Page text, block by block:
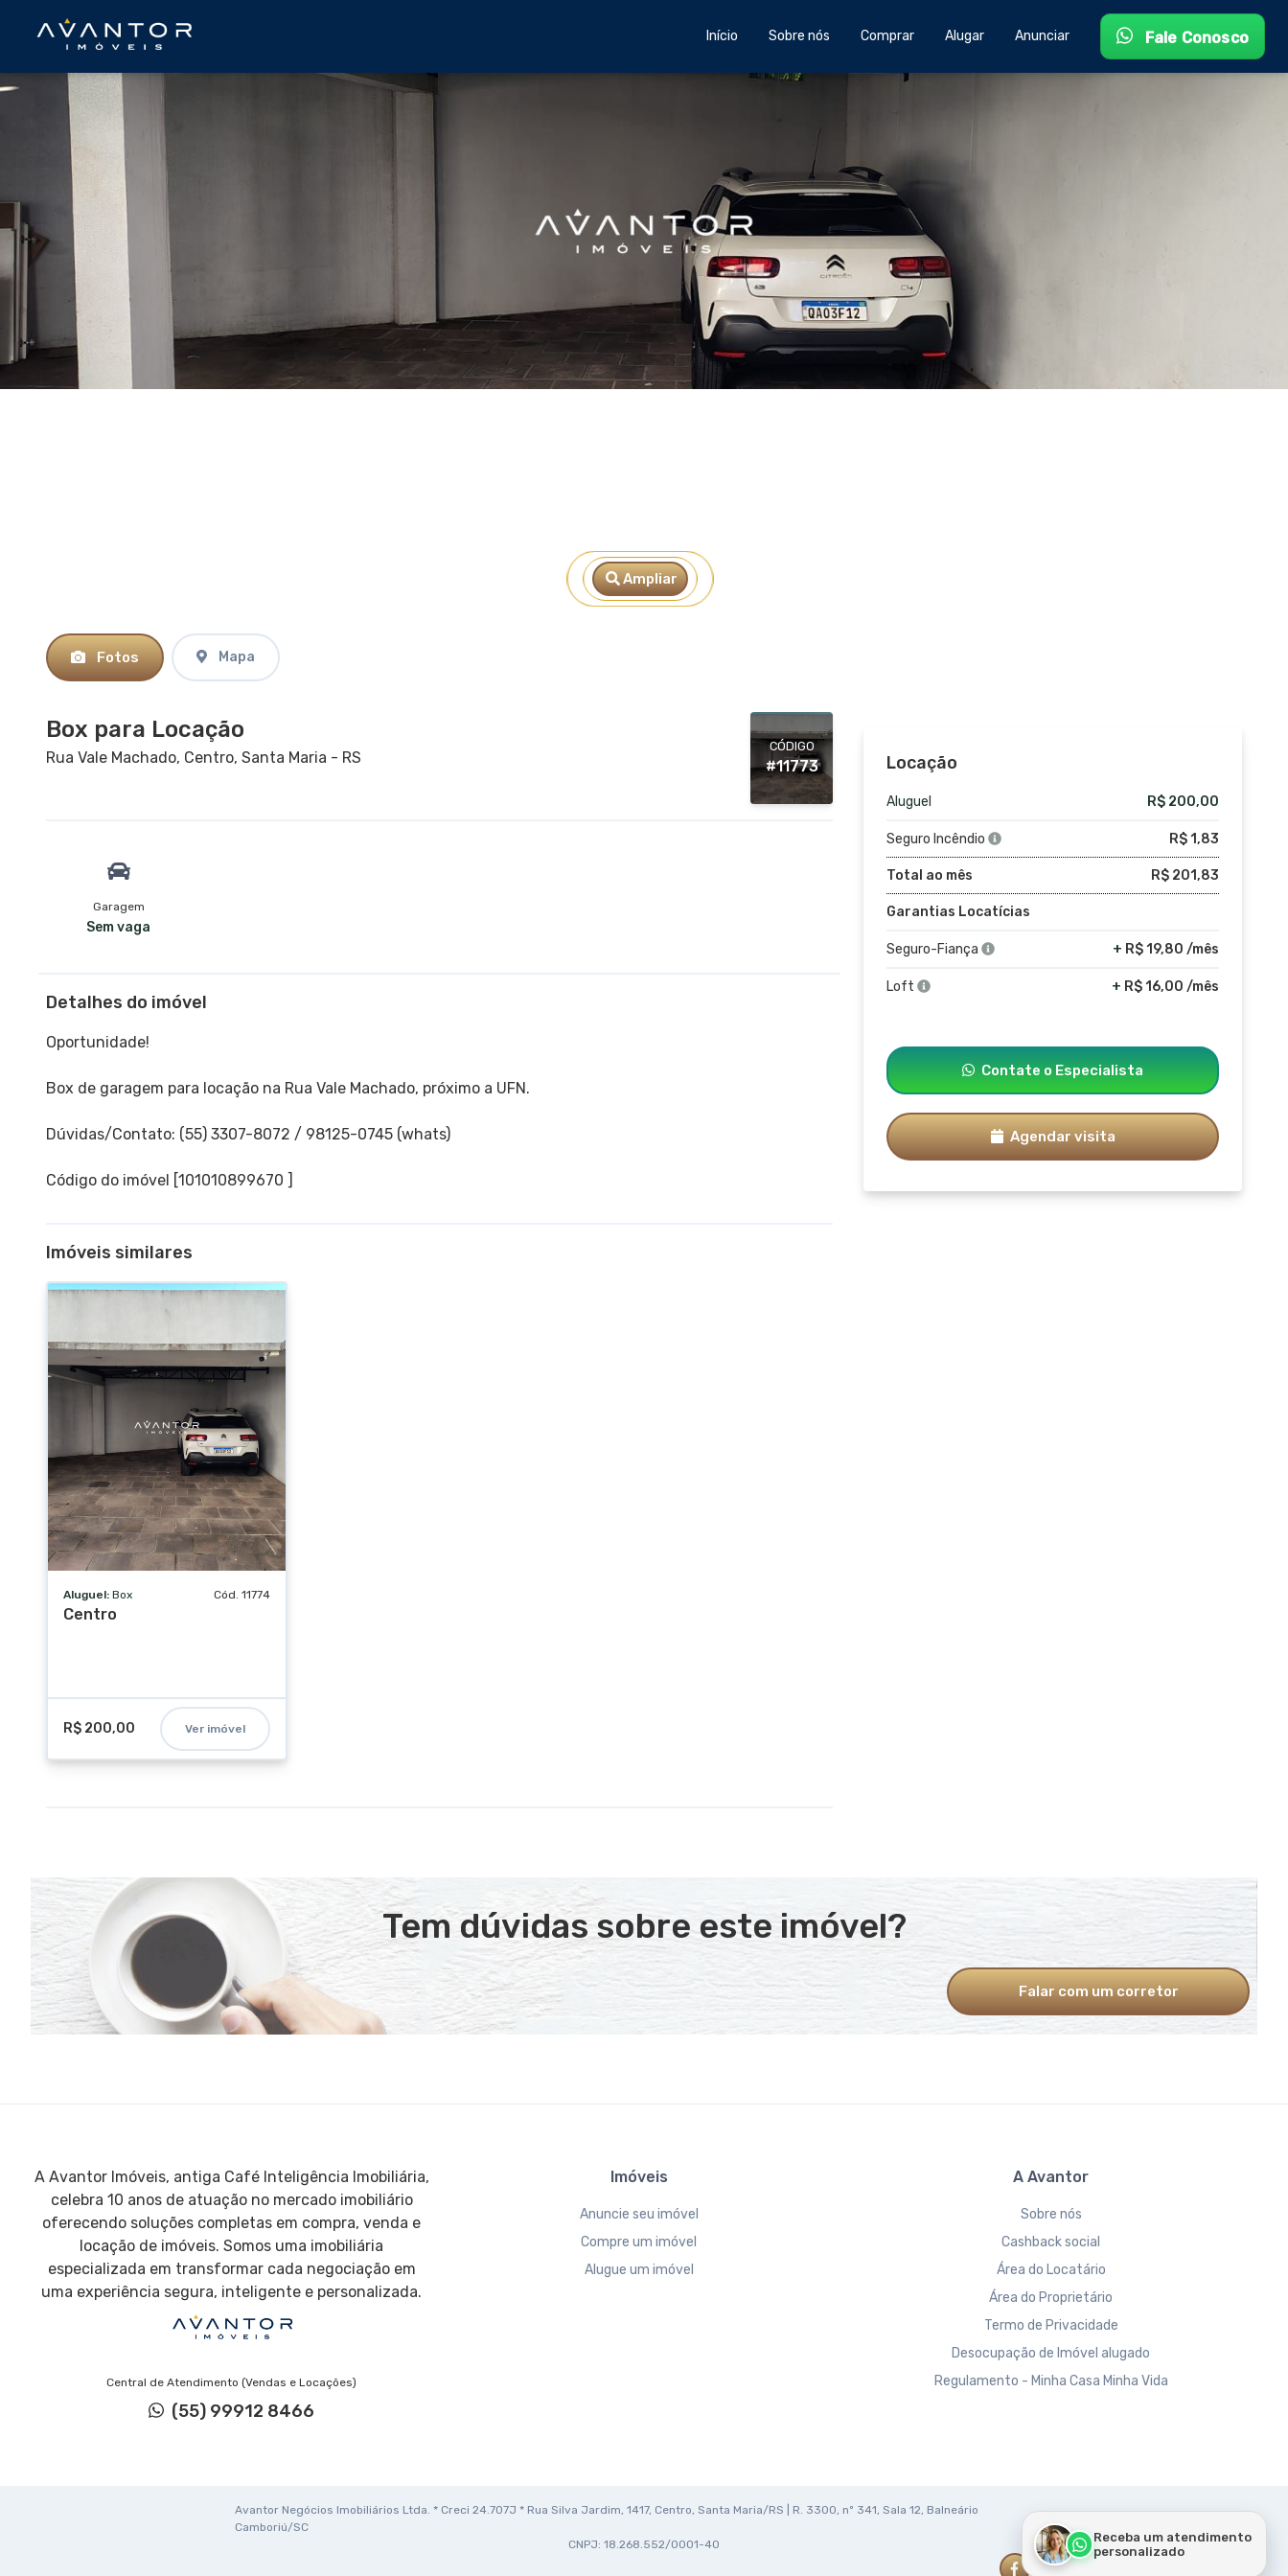
Início Sobre nós Comprar Alugar Anunciar Fale Conosco
Ampliar
Fotos Mapa
Box para Locação
Rua Vale Machado, Centro, Santa Maria - RS
CÓDIGO
#11773
Garagem
Sem vaga
Detalhes do imóvel
Oportunidade!
Box de garagem para locação na Rua Vale Machado, próximo a UFN.
Dúvidas/Contato: (55) 3307-8072 / 98125-0745 (whats)
Código do imóvel [101010899670 ]
Imóveis similares
Aluguel: Box Cód. 11774
Centro
R$ 200,00 Ver imóvel
Locação
Aluguel R$ 200,00
Seguro Incêndio R$ 1,83
Total ao mês R$ 201,83
Garantias Locatícias
Seguro-Fiança + R$ 19,80 /mês
Loft + R$ 16,00 /mês
Contate o Especialista
Agendar visita
Tem dúvidas sobre este imóvel?
Falar com um corretor
A Avantor Imóveis, antiga Café Inteligência Imobiliária,
celebra 10 anos de atuação no mercado imobiliário
oferecendo soluções completas em compra, venda e
locação de imóveis. Somos uma imobiliária
especializada em transformar cada negociação em
uma experiência segura, inteligente e personalizada.
Central de Atendimento (Vendas e Locações)
(55) 99912 8466
Imóveis
Anuncie seu imóvel
Compre um imóvel
Alugue um imóvel
A Avantor
Sobre nós
Cashback social
Área do Locatário
Área do Proprietário
Termo de Privacidade
Desocupação de Imóvel alugado
Regulamento - Minha Casa Minha Vida
Avantor Negócios Imobiliários Ltda. * Creci 24.707J * Rua Silva Jardim, 1417, Centro, Santa Maria/RS | R. 3300, nº 341, Sala 12, Balneário
Camboriú/SC
CNPJ: 18.268.552/0001-40
Receba um atendimento
personalizado